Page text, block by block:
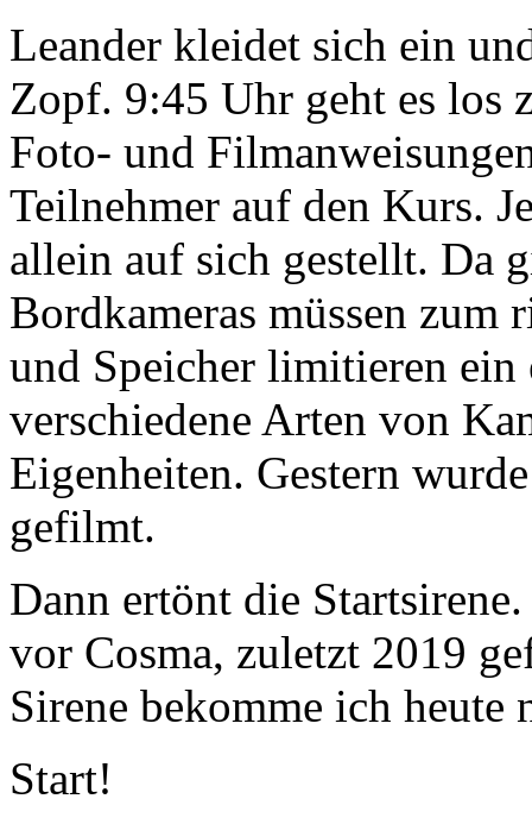
Leander kleidet sich ein
Zopf. 9:45 Uhr geht es los
Foto- und
Teilnehmer auf den Kurs.
allein auf sich gestellt. Da
Bordkameras müssen zum
und Speicher limitieren ein
verschiedene Arten von
Eigenheiten. Gestern
gefilmt.
Dann ertönt die
vor Cosma, zuletzt 2019
Sirene bekomme ich heute
Start!